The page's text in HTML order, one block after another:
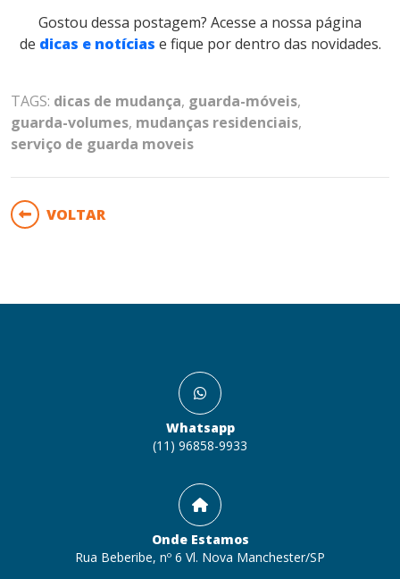
Gostou dessa postagem? Acesse a nossa página
de dicas e notícias e fique por dentro das novidades.
TAGS: dicas de mudança, guarda-móveis,
guarda-volumes, mudanças residenciais,
serviço de guarda moveis
VOLTAR
Whatsapp
(11) 96858-9933
Onde Estamos
Rua Beberibe, nº 6 Vl. Nova Manchester/SP